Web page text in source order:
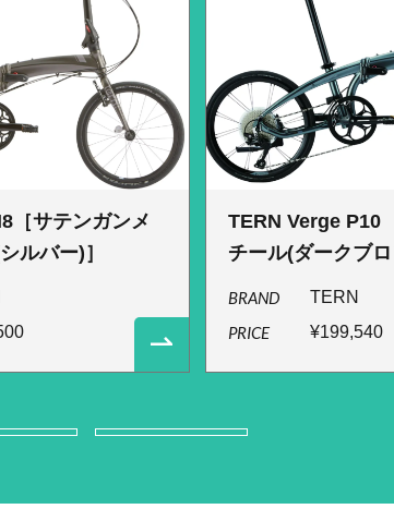
［サテンガンメ
ルバー)］
TERN Verge P10
チール(ダークブ
BRAND TERN
PRICE ¥199,540